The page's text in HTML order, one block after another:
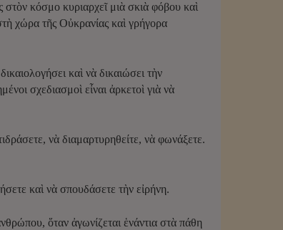
στὸν κόσμο κυριαρχεῖ μιὰ σκιὰ φόβου καὶ
χώρα τῆς Οὐκρανίας καὶ γρήγορα
καὶ νὰ δικαιώσει τὴν
σχεδιασμοὶ εἶναι ἀρκετοὶ γιὰ νὰ
νὰ διαμαρτυρηθείτε, νὰ φωνάξετε.
καὶ νὰ σπουδάσετε τὴν εἰρήνη.
ὅταν ἀγωνίζεται ἑνάντια στὰ πάθη